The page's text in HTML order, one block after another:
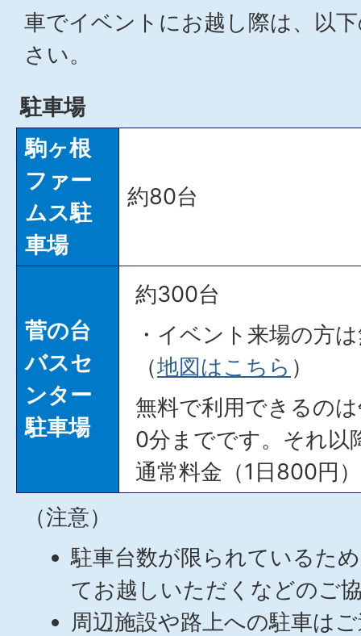
車でイベントにお越し際は、以
さい。
駐車場
駒ヶ根
ファー
ムス駐
車場
約80台
菅の台
バスセ
ンター
駐車場
約300台
・イベント来場の方
（地図はこちら ）
無料で利用できるの
0分までです。それ以
通常料金（1日800円
（注意）
駐車台数が限られているた
てお越しいただくなどのご
周辺施設や路上への駐車は